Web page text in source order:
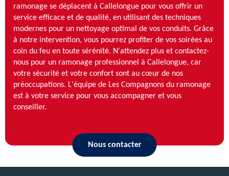
ramonage se déplacent à Callelongue pour vous offrir un
service efficace et de qualité, en utilisant des techniques
modernes pour un nettoyage optimal de vos conduits. Grâce
à notre intervention, vous pourrez profiter de vos soirées au
coin du feu en toute sérénité. N'attendez plus et contactez-
nous pour un ramonage professionnel à Callelongue, car
votre sécurité et votre confort sont au cœur de nos
préoccupations. L'équipe de Les Compagnons du ramonage
est à votre service pour vous accompagner et vous
conseiller.
Nous contacter